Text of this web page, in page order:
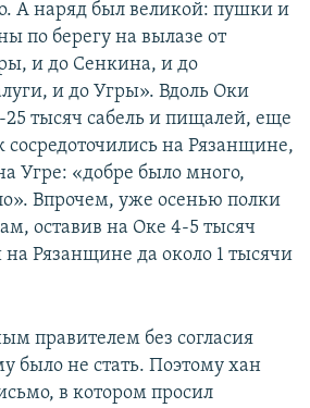
А наряд был великой: пушки и
по берегу на вылазе от
и до Сенкина, и до
и до Угры». Вдоль Оки
тысяч сабель и пищалей, еще
сосредоточились на Рязанщине,
Угре: «добре было много,
Впрочем, уже осенью полки
оставив на Оке 4-5 тысяч
на Рязанщине да около 1 тысячи
правителем без согласия
было не стать. Поэтому хан
в котором просил